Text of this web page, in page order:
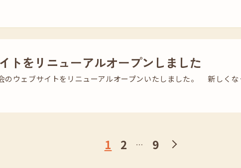
トをリニューアルオープンしました
のウェブサイトをリニューアルオープンいたしました。 新しくな
1 2 … 9